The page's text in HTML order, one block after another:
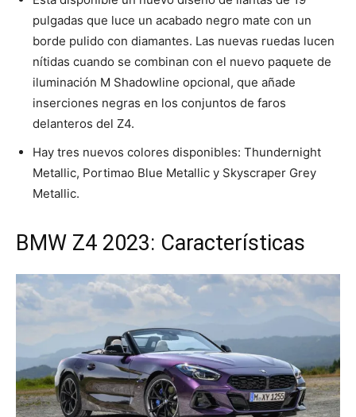
pulgadas que luce un acabado negro mate con un
borde pulido con diamantes. Las nuevas ruedas lucen
nítidas cuando se combinan con el nuevo paquete de
iluminación M Shadowline opcional, que añade
inserciones negras en los conjuntos de faros
delanteros del Z4.
Hay tres nuevos colores disponibles: Thundernight
Metallic, Portimao Blue Metallic y Skyscraper Grey
Metallic.
BMW Z4 2023: Características